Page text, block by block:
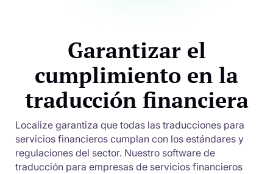
Garantizar el
cumplimiento en la
traducción financiera
Localize garantiza que todas las traducciones para
servicios financieros cumplan con los estándares y
regulaciones del sector. Nuestro software de
traducción para empresas de servicios financieros